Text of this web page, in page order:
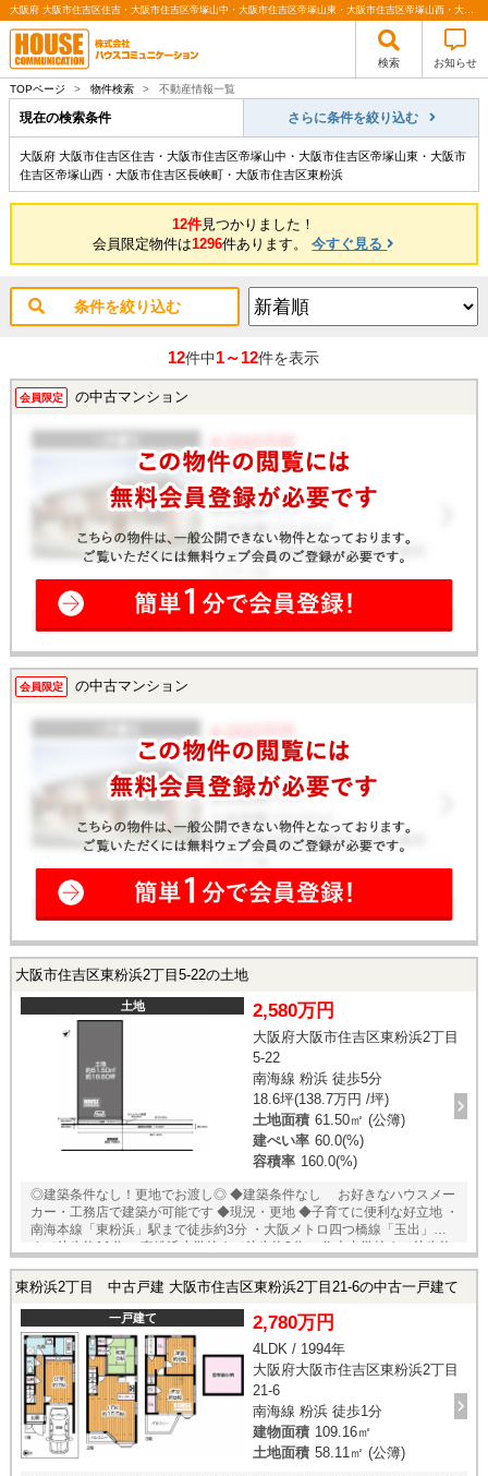
大阪府 大阪市住吉区住吉・大阪市住吉区帝塚山中・大阪市住吉区帝塚山東・大阪市住吉区帝塚山西・大阪市住吉区長峡町・大阪市住吉区東粉浜 ｜関西（大阪・北摂・神戸）・関東（東京）で不動産の購入・売却、注文住宅、リノベーションの事なら株式会社ハウスコミュニケーション
検索 お知らせ
TOPページ > 物件検索 > 不動産情報一覧
現在の検索条件 さらに条件を絞り込む
大阪府 大阪市住吉区住吉・大阪市住吉区帝塚山中・大阪市住吉区帝塚山東・大阪市
住吉区帝塚山西・大阪市住吉区長峡町・大阪市住吉区東粉浜
12件見つかりました！
会員限定物件は1296件あります。今すぐ見る
条件を絞り込む
12件中1～12件を表示
会員限定 の中古マンション
会員限定 の中古マンション
大阪市住吉区東粉浜2丁目5-22の土地
土地 2,580万円
大阪府大阪市住吉区東粉浜2丁目
5-22
南海線 粉浜 徒歩5分
18.6坪(138.7万円 /坪)
土地面積 61.50㎡ (公簿)
建ぺい率 60.0(%)
容積率 160.0(%)
◎建築条件なし！更地でお渡し◎ ◆建築条件なし お好きなハウスメー
カー・工務店で建築が可能です ◆現況・更地 ◆子育てに便利な好立地 ・
南海本線「東粉浜」駅まで徒歩約3分 ・大阪メトロ四つ橋線「玉出」駅
まで徒歩約11分 ・東粉浜小学校まで徒歩約2分 ・住吉中学校まで徒歩約
東粉浜2丁目 中古戸建 大阪市住吉区東粉浜2丁目21-6の中古一戸建て
一戸建て 2,780万円
4LDK / 1994年
大阪府大阪市住吉区東粉浜2丁目
21-6
南海線 粉浜 徒歩1分
建物面積 109.16㎡
土地面積 58.11㎡ (公簿)